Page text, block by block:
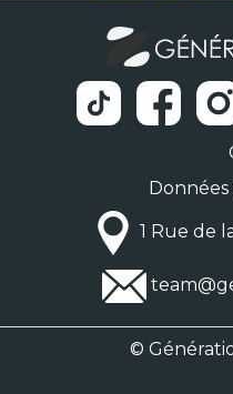
1 Rue de
©